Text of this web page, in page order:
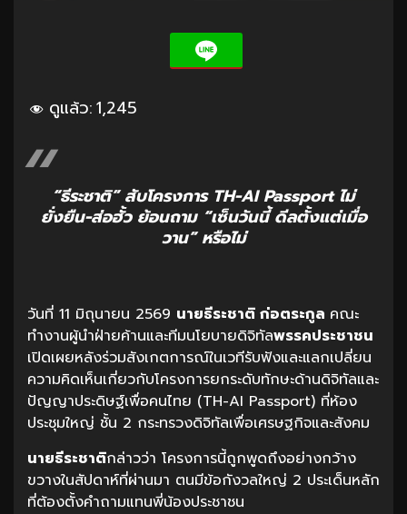
ดูแล้ว:1,245
“ธีระชาติ” สับโครงการ TH-AI Passport ไม่
ยั่งยืน-ส่อฮั้ว ย้อนถาม “เซ็นวันนี้ ดีลตั้งแต่เมื่อ
วาน” หรือไม่
วันที่ 11 มิถุนายน 2569 นายธีระชาติ ก่อตระกูล คณะ
ทำงานผู้นำฝ่ายค้านและทีมนโยบายดิจิทัลพรรคประชาชน
เปิดเผยหลังร่วมสังเกตการณ์ในเวทีรับฟังและแลกเปลี่ยน
ความคิดเห็นเกี่ยวกับโครงการยกระดับทักษะด้านดิจิทัลและ
ปัญญาประดิษฐ์เพื่อคนไทย (TH-AI Passport) ที่ห้อง
ประชุมใหญ่ ชั้น 2 กระทรวงดิจิทัลเพื่อเศรษฐกิจและสังคม
นายธีระชาติกล่าวว่า โครงการนี้ถูกพูดถึงอย่างกว้าง
ขวางในสัปดาห์ที่ผ่านมา ตนมีข้อกังวลใหญ่ 2 ประเด็นหลัก
ที่ต้องตั้งคำถามแทนพี่น้องประชาชน